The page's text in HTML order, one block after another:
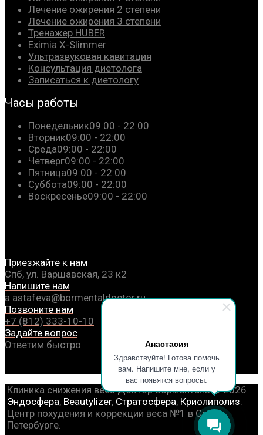
Анастасия
Здравствуйте! Готова помочь
вам. Напишите мне, если у
вас появятся вопросы.
Лечение ожирения 2 степени
Лечение ожирения 3 степени
Тренажер HUBER
Eximia X-Slimmer
Ультразвуковая кавитация
Консультация диетолога
Записаться к диетологу
Часы работы
Понедельник09:00 - 22:00
Вторник09:00 - 22:00
Среда09:00 - 22:00
Четверг09:00 - 22:00
Пятница09:00 - 22:00
Суббота09:00 - 22:00
Воскресенье09:00 - 22:00
Приезжайте к нам
Спб, ул. Варшавская, 23 к2
Напишите нам
a.astafeva@bormentaldoctor.ru
Позвоните нам
+7 (812) 333-10-10
Задайте вопрос
Ответим быстро
Клиника снижения веса Доктор Борменталь © 2026
Эндосфера, Beautylizer, Стратосфера, Криолиполиз.
Центр похудения и коррекции веса №1 в Санкт-
Петербурге.